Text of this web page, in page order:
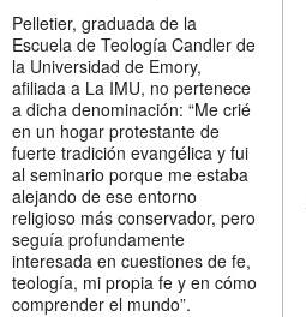
Pelletier, graduada de la
Escuela de Teología Candler de
la Universidad de Emory,
afiliada a La IMU, no pertenece
a dicha denominación: “Me crié
en un hogar protestante de
fuerte tradición evangélica y fui
al seminario porque me estaba
alejando de ese entorno
religioso más conservador, pero
seguía profundamente
interesada en cuestiones de fe,
teología, mi propia fe y en cómo
comprender el mundo”.